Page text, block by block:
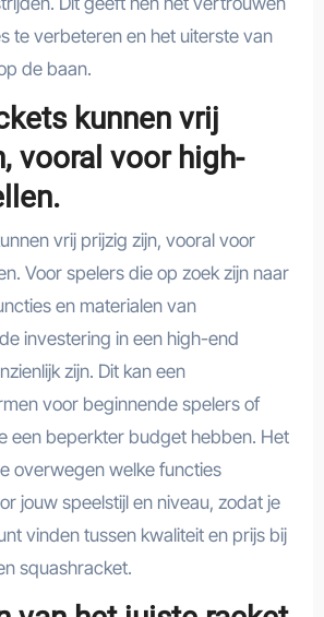
te verbeteren en het uiterste van
de baan.
kunnen vrij
vooral voor high-
vrij prijzig zijn, vooral voor
Voor spelers die op zoek zijn naar
en materialen van
investering in een high-end
zijn. Dit kan een
voor beginnende spelers of
een beperkter budget hebben. Het
overwegen welke functies
jouw speelstijl en niveau, zodat je
vinden tussen kwaliteit en prijs bij
squashracket.